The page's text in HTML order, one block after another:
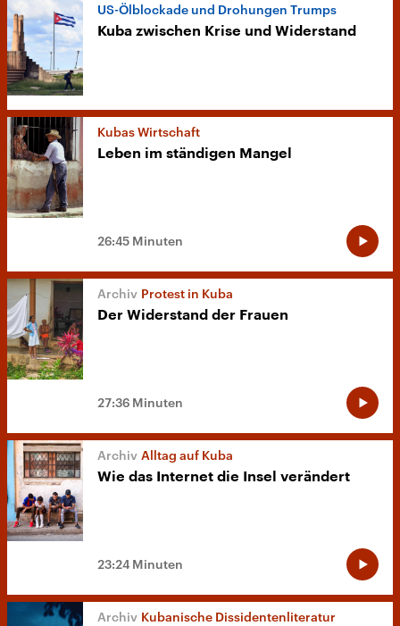
US-Ölblockade und Drohungen Trumps
Kuba zwischen Krise und Widerstand
Kubas Wirtschaft
Leben im ständigen Mangel
26:45 Minuten
Protest in Kuba
Der Widerstand der Frauen
27:36 Minuten
Alltag auf Kuba
Wie das Internet die Insel verändert
23:24 Minuten
Kubanische Dissidentenliteratur